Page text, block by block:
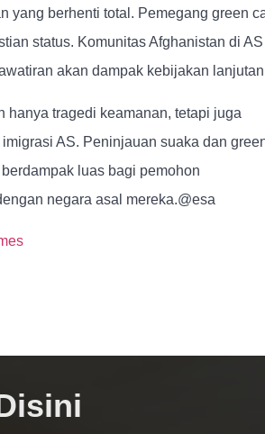
yang berhenti total. Pemegang green
status. Komunitas Afghanistan di AS
akan dampak kebijakan
hanya tragedi keamanan, tetapi juga
AS. Peninjauan suaka dan
luas bagi pemohon
negara asal mereka.@esa